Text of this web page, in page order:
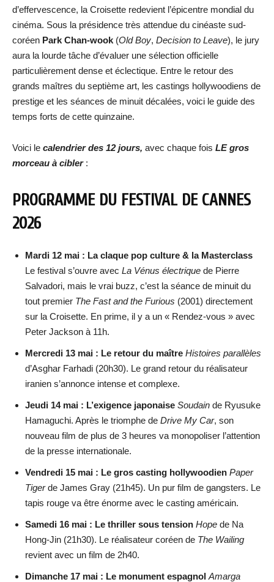
d’effervescence, la Croisette redevient l’épicentre mondial du
cinéma. Sous la présidence très attendue du cinéaste sud-
coréen Park Chan-wook (Old Boy, Decision to Leave), le jury
aura la lourde tâche d’évaluer une sélection officielle
particulièrement dense et éclectique. Entre le retour des
grands maîtres du septième art, les castings hollywoodiens de
prestige et les séances de minuit décalées, voici le guide des
temps forts de cette quinzaine.
Voici le calendrier des 12 jours, avec chaque fois LE gros
morceau à cibler :
PROGRAMME DU FESTIVAL DE CANNES
2026
Mardi 12 mai : La claque pop culture & la Masterclass
Le festival s’ouvre avec La Vénus électrique de Pierre
Salvadori, mais le vrai buzz, c’est la séance de minuit du
tout premier The Fast and the Furious (2001) directement
sur la Croisette. En prime, il y a un « Rendez-vous » avec
Peter Jackson à 11h.
Mercredi 13 mai : Le retour du maître Histoires parallèles
d’Asghar Farhadi (20h30). Le grand retour du réalisateur
iranien s’annonce intense et complexe.
Jeudi 14 mai : L’exigence japonaise Soudain de Ryusuke
Hamaguchi. Après le triomphe de Drive My Car, son
nouveau film de plus de 3 heures va monopoliser l’attention
de la presse internationale.
Vendredi 15 mai : Le gros casting hollywoodien Paper
Tigerde James Gray (21h45). Un pur film de gangsters. Le
tapis rouge va être énorme avec le casting américain.
Samedi 16 mai : Le thriller sous tension Hope de Na
Hong-Jin (21h30). Le réalisateur coréen de The Wailing
revient avec un film de 2h40.
Dimanche 17 mai : Le monument espagnol Amarga